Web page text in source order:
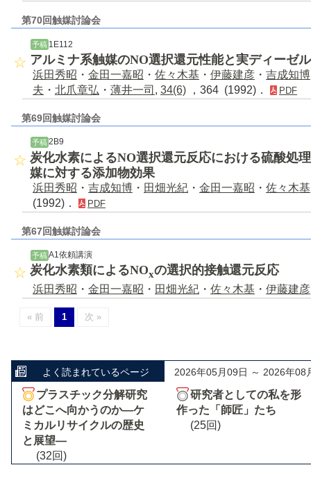
第70回触媒討論会
予稿 1E112
アルミナ系触媒のNO選択還元性能と実ディーゼ
浜田秀昭 ・ 金田一嘉昭 ・ 佐々木基 ・ 伊藤建彦 ・ 吉成知博
夫 ・ 北爪章弘 ・ 薄井一司 , 34(6) ，364 (1992)． PDF
第69回触媒討論会
予稿 2B9
炭化水素によるNO選択還元反応における硫酸処
媒に対する添加物効果
浜田秀昭 ・ 吉成知博 ・ 田畑光紀 ・ 金田一嘉昭 ・ 佐々木基
(1992)．
PDF
第67回触媒討論会
予稿 A1依頼講演
炭化水素類によるNOxの選択的接触還元反応
浜田秀昭 ・ 金田一嘉昭 ・ 田畑光紀 ・ 佐々木基 ・ 伊藤建彦
« 前 1 次 »
よく読まれているページ 2026年05月09日 ～ 2026年08
プラスチック分解研究
はどこへ向かうのか―ケ
ミカルリサイクルの歴史
と展望―
(32回)
研究者としての私を形
作った「師匠」たち
(25回)